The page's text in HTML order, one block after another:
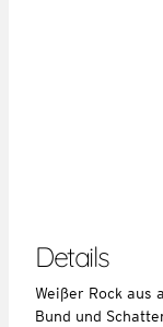
Details
Weißer Rock aus
Bund und